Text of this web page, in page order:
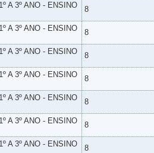
A 3º ANO - ENSINO
8
A 3º ANO - ENSINO
8
A 3º ANO - ENSINO
8
A 3º ANO - ENSINO
8
A 3º ANO - ENSINO
8
A 3º ANO - ENSINO
8
A 3º ANO - ENSINO
8